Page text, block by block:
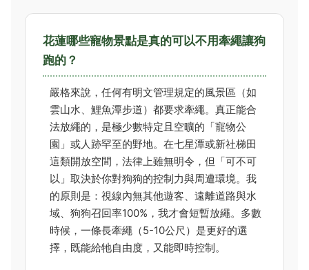
花蓮哪些寵物景點是真的可以不用牽繩讓狗
跑的？
嚴格來說，任何有明文管理規定的風景區（如
雲山水、鯉魚潭步道）都要求牽繩。真正能合
法放繩的，是極少數特定且空曠的「寵物公
園」或人跡罕至的野地。在七星潭或新社梯田
這類開放空間，法律上雖無明令，但「可不可
以」取決於你對狗狗的控制力與周遭環境。我
的原則是：視線內無其他遊客、遠離道路與水
域、狗狗召回率100%，我才會短暫放繩。多數
時候，一條長牽繩（5-10公尺）是更好的選
擇，既能給牠自由度，又能即時控制。